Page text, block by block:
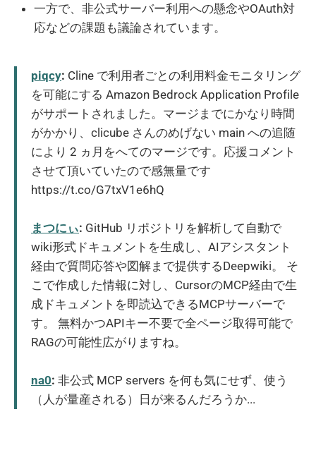
一方で、非公式サーバー利用への懸念やOAuth対
応などの課題も議論されています。
piqcy: Cline で利用者ごとの利用料金モニタリング
を可能にする Amazon Bedrock Application Profile
がサポートされました。マージまでにかなり時間
がかかり、clicube さんのめげない main への追随
により 2 ヵ月をへてのマージです。応援コメント
させて頂いていたので感無量です
https://t.co/G7txV1e6hQ
まつにぃ: GitHub リポジトリを解析して自動で
wiki形式ドキュメントを生成し、AIアシスタント
経由で質問応答や図解まで提供するDeepwiki。 そ
こで作成した情報に対し、CursorのMCP経由で生
成ドキュメントを即読込できるMCPサーバーで
す。 無料かつAPIキー不要で全ページ取得可能で
RAGの可能性広がりますね。
na0: 非公式 MCP servers を何も気にせず、使う
（人が量産される）日が来るんだろうか...